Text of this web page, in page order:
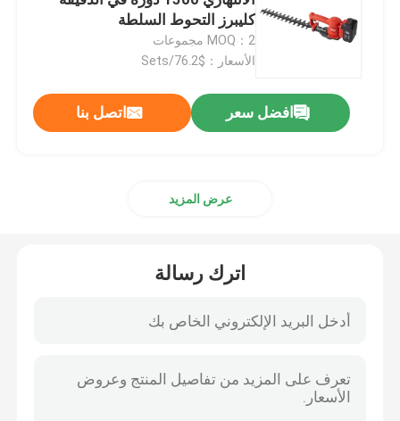
اترك رسالة
قاطع فرشاة كهربائية
المقصات الكهربائية المقلم
قطع فرشاة القاطع
ماكينة تشذيب الأسلاك اللاسلكية
كليبرز التحوط السلطة
MOQ：2 مجموعات
الأسعار：$76.2/Sets
افضل سعر اتصل بنا
عرض المزيد
اترك رسالة